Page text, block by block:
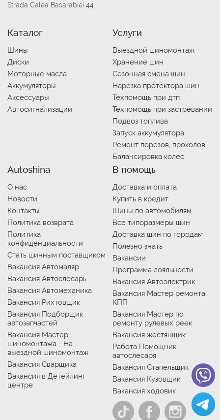
Strada Calea Basarabiei 44
Каталог
Шины
Диски
Моторные масла
Аккумуляторы
Аксессуары
Автосигнализации
Услуги
Выездной шиномонтаж
Хранение шин
Сезонная смена шин
Нарезка протектора шин
Техпомощь при дтп
Техпомощь при застревании
Подвоз топлива
Запуск аккумулятора
Ремонт порезов, проколов
Балансировка колес
Autoshina
О нас
Новости
Контакты
Политика возврата
Политика
конфиденциальности
Стать шинным поставщиком
Вакансия Автомаляр
Вакансия Автослесарь
Вакансия Автомеханика
Вакансия Рихтовщик
Вакансия Подборщик
автозапчастей
Вакансия Мастер
шиномонтажа - На
выездной шиномонтаж
Вакансия Сварщика
Вакансия в Детейлинг
центре
В помощь
Доставка и оплата
Купить в кредит
Шины по автомобилям
Все типоразмеры шин
Доставка шин по городам
Полезно знать
Вакансии
Программа лояльности
Вакансия Автоэлектрик
Вакансия Мастер ремонта
КПП
Вакансия Мастер по
ремонту рулевых реек
Вакансия жестянщик
Работа Помощник
автослесаря
Вакансия Стапельщик
Вакансия Кузовщик
Вакансия ходовик